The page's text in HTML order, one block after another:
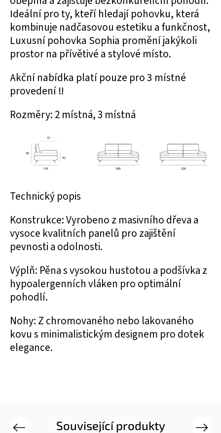
Ideální pro ty, kteří hledají pohovku, která
kombinuje nadčasovou estetiku a funkčnost,
Luxusní pohovka Sophia promění jakýkoli
prostor na přívětivé a stylové místo.
Akční nabídka platí pouze pro 3 místné
provedení ‼️
Rozměry: 2 místná, 3 místná
Technický popis
Konstrukce: Vyrobeno z masivního dřeva a
vysoce kvalitních panelů pro zajištění
pevnosti a odolnosti.
Výplň: Pěna s vysokou hustotou a podšívka z
hypoalergenních vláken pro optimální
pohodlí.
Nohy: Z chromovaného nebo lakovaného
kovu s minimalistickým designem pro dotek
elegance.
Související produkty
Previous Next